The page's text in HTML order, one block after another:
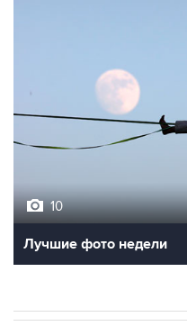
10
Лучшие фото недели